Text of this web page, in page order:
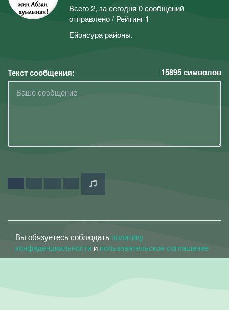
Всего 2, за сегодня 0 сообщений
отправлено / Рейтинг 1
Ейәнсура районы.
Текст сообщения: 15895символов
Вы обязуетесь соблюдать политику
конфиденциальности и пользовательское соглашение